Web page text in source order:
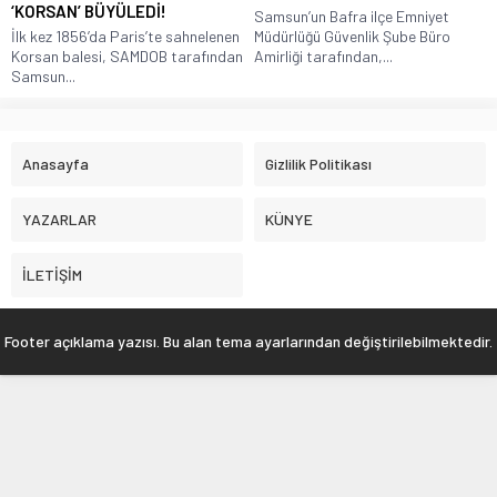
‘KORSAN’ BÜYÜLEDİ!
İlk kez 1856’da Paris’te sahnelenen
Korsan balesi, SAMDOB tarafından
Samsun...
Samsun’un Bafra ilçe Emniyet
Müdürlüğü Güvenlik Şube Büro
Amirliği tarafından,...
Anasayfa Gizlilik Politikası
YAZARLAR KÜNYE
İLETİŞİM
Footer açıklama yazısı. Bu alan tema ayarlarından değiştirilebilmektedir.